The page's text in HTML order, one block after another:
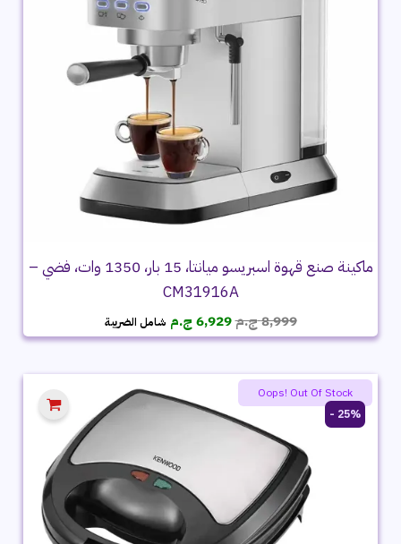
ماكينة صنع قهوة اسبريسو ميانتا، 15 بار، 1350 وات، فضي –
CM31916A
8,999ج.مالسعر
الأصلي
8,999 ج.م.
6,929 ج.م السعر
الحالي
6,929 ج.م.
شامل الضريبة
25% -
Oops! Out Of Stock